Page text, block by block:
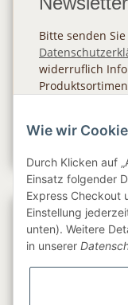
Bitte senden
widerruflich
Gesetzliche
Wie wir
Durch Klicken auf
Einsatz folgender
Express Checkout
Einstellung
unten). Weitere
in unserer